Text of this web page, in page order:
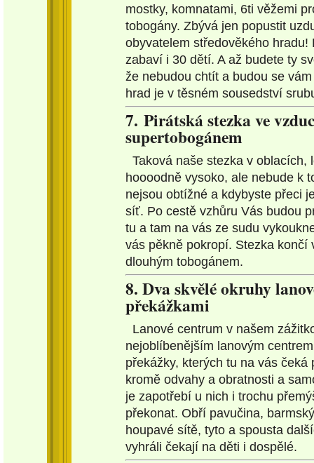
mostky, komnatami, 6ti věžemi
tobogány. Zbývá jen popustit
obyvatelem středověkého
zabaví i 30 dětí. A až budete ty
že nebudou chtít a budou se
hrad je v těsném sousedství
7. Pirátská stezka ve
supertobogánem
Taková naše stezka v
hoooodně vysoko, ale nebude k
nejsou obtížné a kdybyste přeci
síť. Po cestě vzhůru Vás budou
tu a tam na vás ze sudu
vás pěkně pokropí. Stezka končí
dlouhým tobogánem.
8. Dva skvělé okruhy
překážkami
Lanové centrum v našem
nejoblíbenějším lanovým
překážky, kterých tu na vás
kromě odvahy a obratnosti a
je zapotřebí u nich i trochu
překonat. Obří pavučina,
houpavé sítě, tyto a spousta
vyhráli čekají na děti i dospělé.